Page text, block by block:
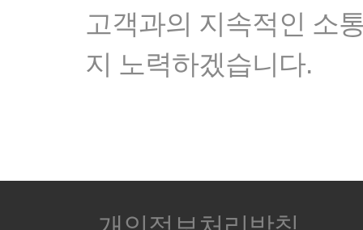
고객과의 지속적인 소
지 노력하겠습니다.